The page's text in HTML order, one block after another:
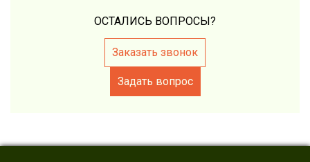
ОСТАЛИСЬ ВОПРОСЫ?
Заказать звонок
Задать вопрос